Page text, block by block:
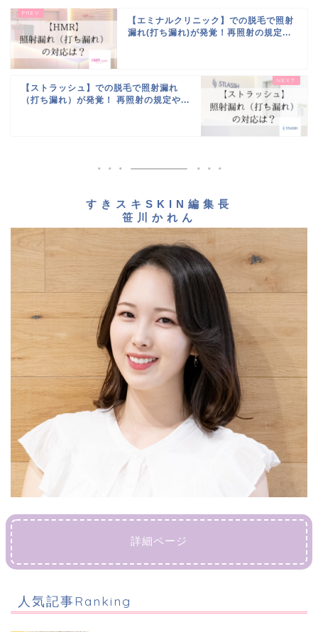
【エミナルクリニック】での脱毛で照射
漏れ(打ち漏れ)が発覚！再照射の規定...
【ストラッシュ】での脱毛で照射漏れ
（打ち漏れ）が発覚！ 再照射の規定や...
すきスキSKIN編集長
笹川かれん
詳細ページ
人気記事Ranking